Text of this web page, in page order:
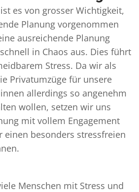
es von grosser Wichtigkeit,
Planung vorgenommen
ausreichende Planung
in Chaos aus. Dies führt
Stress. Da wir als
Privatumzüge für unsere
allerdings so angenehm
wollen, setzen wir uns
mit vollem Engagement
einen besonders stressfreien
Menschen mit Stress und